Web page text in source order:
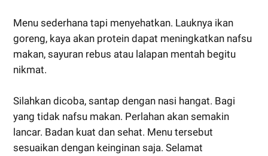
Menu sederhana tapi menyehatkan. Lauknya ikan
goreng, kaya akan protein dapat meningkatkan nafsu
makan, sayuran rebus atau lalapan mentah begitu
nikmat.
Silahkan dicoba, santap dengan nasi hangat. Bagi
yang tidak nafsu makan. Perlahan akan semakin
lancar. Badan kuat dan sehat. Menu tersebut
sesuaikan dengan keinginan saja. Selamat